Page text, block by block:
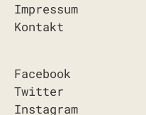
Impressum
Kontakt
Facebook
Twitter
Instagram